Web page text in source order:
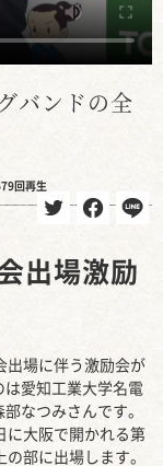
バンドの全
回再生
出場激励
出場に伴う激励会が
愛知工業大学名電
なつみさんです。
に大阪で開かれる第
部に出場します。